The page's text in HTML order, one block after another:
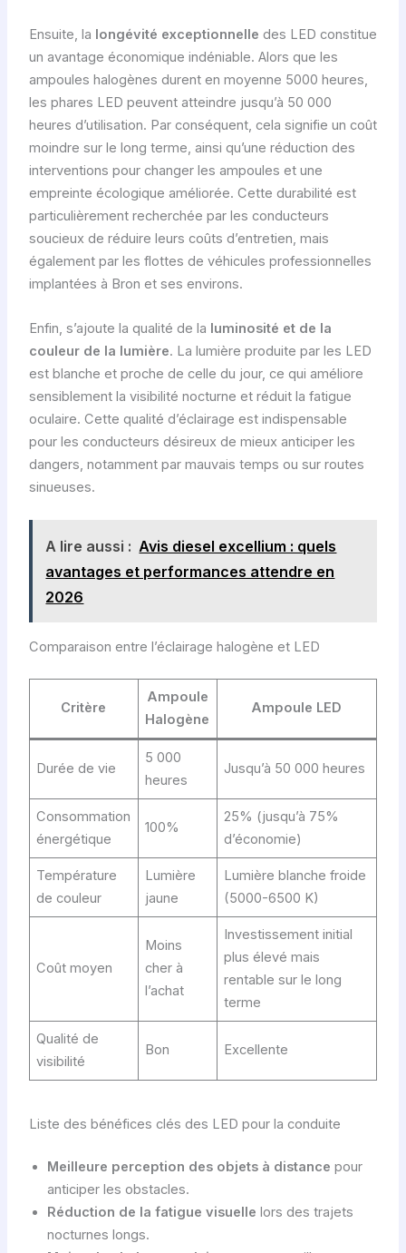
Ensuite, la longévité exceptionnelle des LED constitue
un avantage économique indéniable. Alors que les
ampoules halogènes durent en moyenne 5000 heures,
les phares LED peuvent atteindre jusqu’à 50 000
heures d’utilisation. Par conséquent, cela signifie un coût
moindre sur le long terme, ainsi qu’une réduction des
interventions pour changer les ampoules et une
empreinte écologique améliorée. Cette durabilité est
particulièrement recherchée par les conducteurs
soucieux de réduire leurs coûts d’entretien, mais
également par les flottes de véhicules professionnelles
implantées à Bron et ses environs.
Enfin, s’ajoute la qualité de la luminosité et de la
couleur de la lumière. La lumière produite par les LED
est blanche et proche de celle du jour, ce qui améliore
sensiblement la visibilité nocturne et réduit la fatigue
oculaire. Cette qualité d’éclairage est indispensable
pour les conducteurs désireux de mieux anticiper les
dangers, notamment par mauvais temps ou sur routes
sinueuses.
A lire aussi : Avis diesel excellium : quels
avantages et performances attendre en
2026
Comparaison entre l’éclairage halogène et LED
Critère
Ampoule
Halogène
Ampoule LED
Durée de vie
5 000
heures
Jusqu’à 50 000 heures
Consommation
énergétique
100%
25% (jusqu’à 75%
d’économie)
Température
de couleur
Lumière
jaune
Lumière blanche froide
(5000-6500 K)
Coût moyen
Moins
cher à
l’achat
Investissement initial
plus élevé mais
rentable sur le long
terme
Qualité de
visibilité
Bon Excellente
Liste des bénéfices clés des LED pour la conduite
Meilleure perception des objets à distance pour
anticiper les obstacles.
Réduction de la fatigue visuelle lors des trajets
nocturnes longs.